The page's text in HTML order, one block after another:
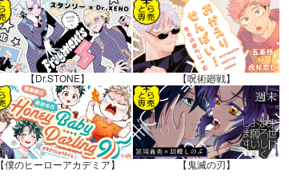
【Dr.STONE】 【呪術廻戦】
【僕のヒーローアカデミア】 【鬼滅の刃】